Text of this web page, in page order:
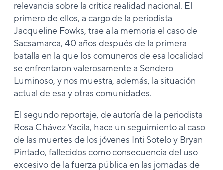
relevancia sobre la crítica realidad nacional. El
primero de ellos, a cargo de la periodista
Jacqueline Fowks, trae a la memoria el caso de
Sacsamarca, 40 años después de la primera
batalla en la que los comuneros de esa localidad
se enfrentaron valerosamente a Sendero
Luminoso, y nos muestra, además, la situación
actual de esa y otras comunidades.
El segundo reportaje, de autoría de la periodista
Rosa Chávez Yacila, hace un seguimiento al caso
de las muertes de los jóvenes Inti Sotelo y Bryan
Pintado, fallecidos como consecuencia del uso
excesivo de la fuerza pública en las jornadas de